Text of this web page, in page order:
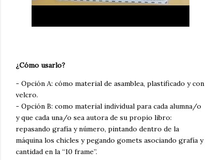
¿Cómo usarlo?
- Opción A: cómo material de asamblea, plastificado y con
velcro.
- Opción B: como material individual para cada alumna/o
y que cada una/o sea autora de su propio libro:
repasando grafía y número, pintando dentro de la
máquina los chicles y pegando gomets asociando grafía y
cantidad en la “10 frame”.